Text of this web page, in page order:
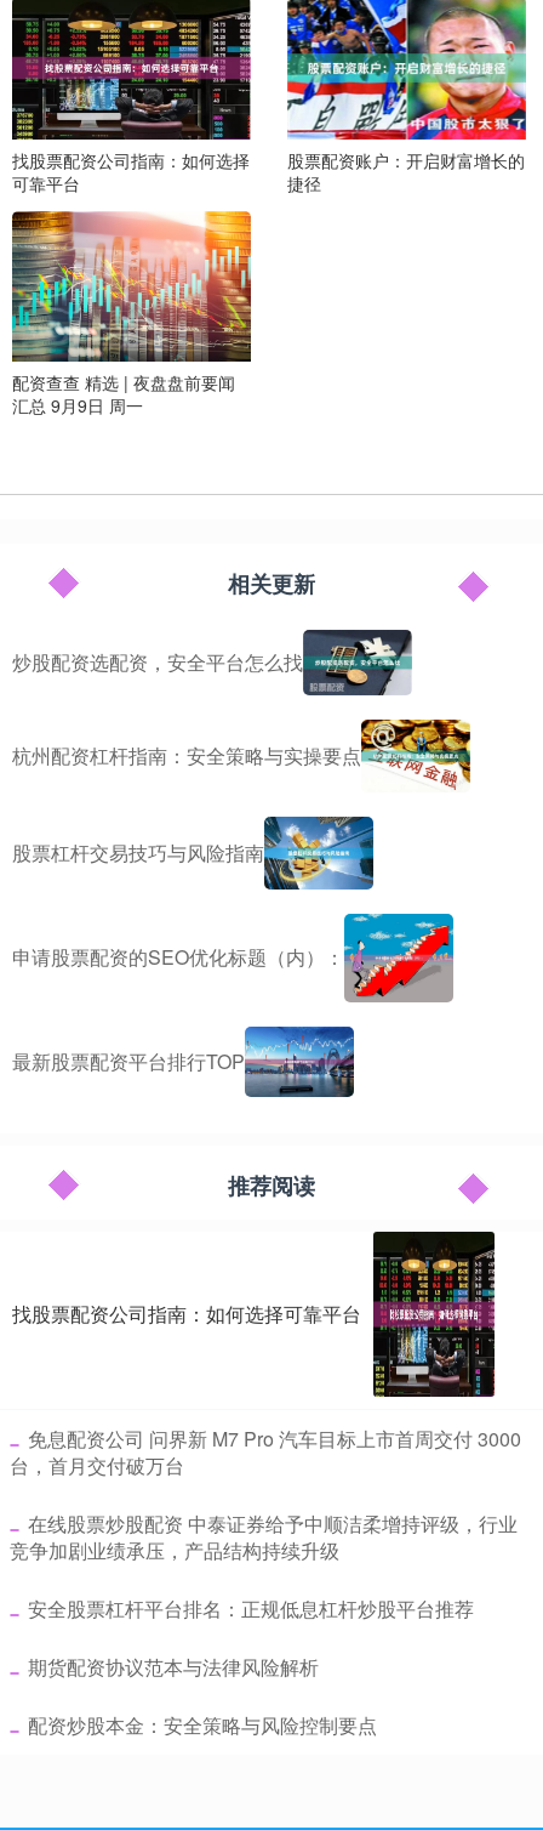
找股票配资公司指南：如何选择
可靠平台
股票配资账户：开启财富增长的
捷径
配资查查 精选 | 夜盘盘前要闻
汇总 9月9日 周一
相关更新
炒股配资选配资，安全平台怎么找
杭州配资杠杆指南：安全策略与实操要点
股票杠杆交易技巧与风险指南
申请股票配资的SEO优化标题（内）：
最新股票配资平台排行TOP
推荐阅读
找股票配资公司指南：如何选择可靠平台
​免息配资公司 问界新 M7 Pro 汽车目标上市首周交付 3000
台，首月交付破万台
​在线股票炒股配资 中泰证券给予中顺洁柔增持评级，行业
竞争加剧业绩承压，产品结构持续升级
​安全股票杠杆平台排名：正规低息杠杆炒股平台推荐
​期货配资协议范本与法律风险解析
​配资炒股本金：安全策略与风险控制要点